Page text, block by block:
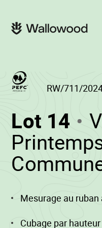
contenu
navigation
principale
Lot 14
-
RW/711/
Mesurage au ruban
Cubage par
principale